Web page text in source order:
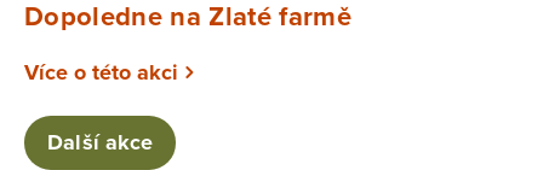
Dopoledne na Zlaté farmě
Více o této akci
Další akce